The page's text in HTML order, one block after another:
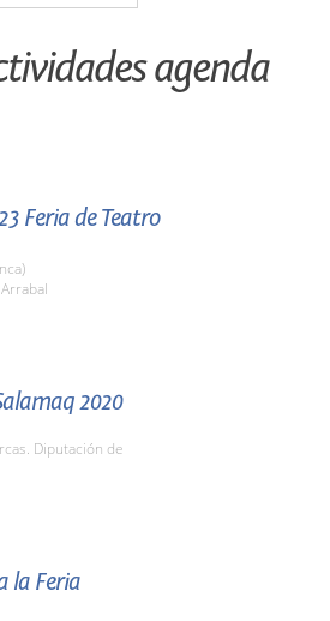
agenda
Feria de Teatro
2020
Diputación de
la Feria